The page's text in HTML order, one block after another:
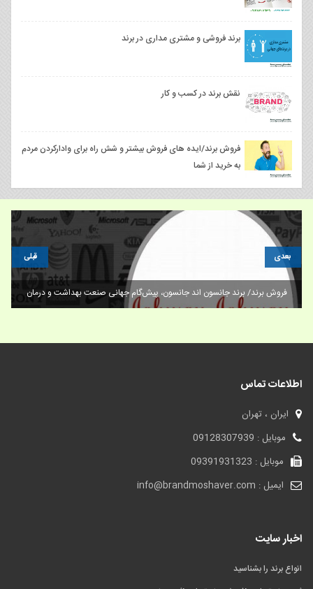
برند فروشی و مشتری مداری در برند
نقش برند در کسب و کار
فروش برند/ایده ‌های فروش بیشتر و شش راه برای وادارکردن مردم
به خرید از شما
فروش برند/ برند برندینگ و برندسازی/فروش برند تجاری
قبلی بعدی
اطلاعات تماس
ایران ، تهران
موبایل : 09128307939
موبایل : 09391931323
ایمیل : info@brandmoshaver.com
اخبار سایت
انواع برند را بشناسید